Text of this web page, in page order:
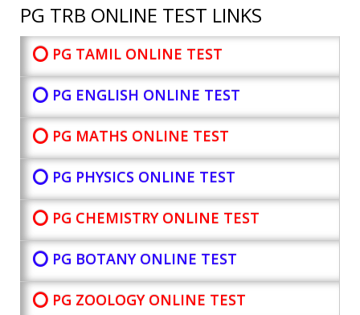
PG TRB ONLINE TEST LINKS
⭕ PG TAMIL ONLINE TEST
⭕ PG ENGLISH ONLINE TEST
⭕ PG MATHS ONLINE TEST
⭕ PG PHYSICS ONLINE TEST
⭕ PG CHEMISTRY ONLINE TEST
⭕ PG BOTANYONLINE TEST
⭕ PG ZOOLOGY ONLINE TEST